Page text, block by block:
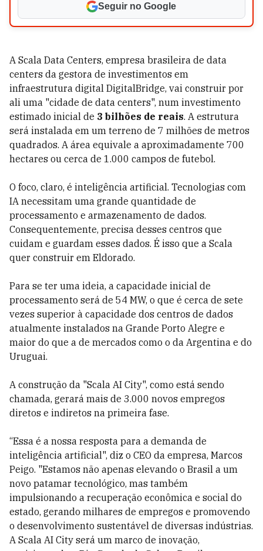
Seguir no Google
A Scala Data Centers, empresa brasileira de data
centers da gestora de investimentos em
infraestrutura digital DigitalBridge, vai construir por
ali uma "cidade de data centers", num investimento
estimado inicial de 3 bilhões de reais. A estrutura
será instalada em um terreno de 7 milhões de metros
quadrados. A área equivale a aproximadamente 700
hectares ou cerca de 1.000 campos de futebol.
O foco, claro, é inteligência artificial. Tecnologias com
IA necessitam uma grande quantidade de
processamento e armazenamento de dados.
Consequentemente, precisa desses centros que
cuidam e guardam esses dados. É isso que a Scala
quer construir em Eldorado.
Para se ter uma ideia, a capacidade inicial de
processamento será de 54 MW, o que é cerca de sete
vezes superior à capacidade dos centros de dados
atualmente instalados na Grande Porto Alegre e
maior do que a de mercados como o da Argentina e do
Uruguai.
A construção da "Scala AI City", como está sendo
chamada, gerará mais de 3.000 novos empregos
diretos e indiretos na primeira fase.
“Essa é a nossa resposta para a demanda de
inteligência artificial", diz o CEO da empresa, Marcos
Peigo. "Estamos não apenas elevando o Brasil a um
novo patamar tecnológico, mas também
impulsionando a recuperação econômica e social do
estado, gerando milhares de empregos e promovendo
o desenvolvimento sustentável de diversas indústrias.
A Scala AI City será um marco de inovação,